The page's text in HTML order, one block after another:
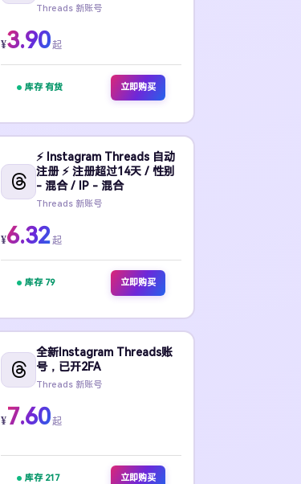
Threads 新账号
¥3.90起
库存 有货 立即购买
⚡️ Instagram Threads 自动
注册 ⚡️ 注册超过14天 / 性别
- 混合 / IP - 混合
Threads 新账号
¥6.32起
库存 79 立即购买
全新Instagram Threads账
号，已开2FA
Threads 新账号
¥7.60起
库存 217 立即购买